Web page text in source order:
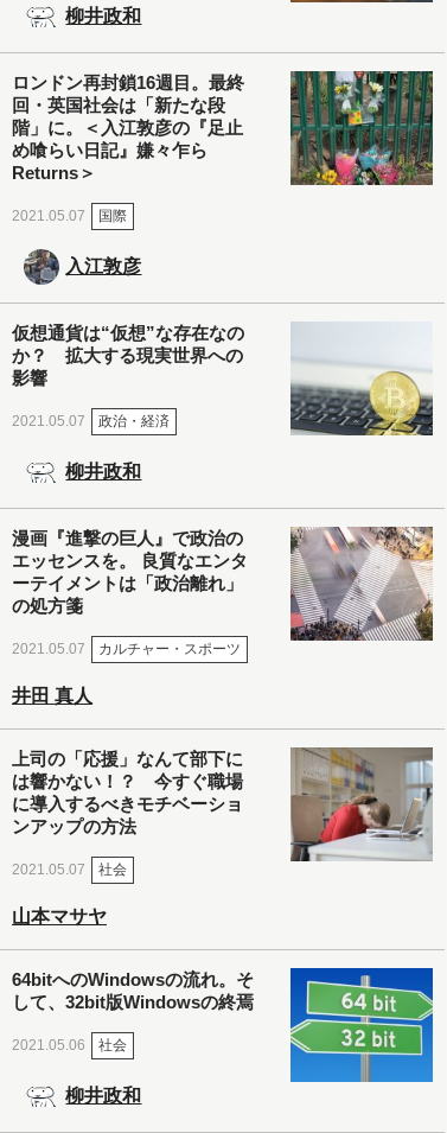
柳井政和
ロンドン再封鎖16週目。最終
回・英国社会は「新たな段
階」に。＜入江敦彦の『足止
め喰らい日記』嫌々乍ら
Returns＞
2021.05.07 国際
入江敦彦
仮想通貨は“仮想”な存在なの
か？ 拡大する現実世界への
影響
2021.05.07 政治・経済
柳井政和
漫画『進撃の巨人』で政治の
エッセンスを。 良質なエンタ
ーテイメントは「政治離れ」
の処方箋
2021.05.07 カルチャー・スポーツ
井田 真人
上司の「応援」なんて部下に
は響かない！？ 今すぐ職場
に導入するべきモチベーショ
ンアップの方法
2021.05.07 社会
山本マサヤ
64bitへのWindowsの流れ。そ
して、32bit版Windowsの終焉
2021.05.06 社会
柳井政和